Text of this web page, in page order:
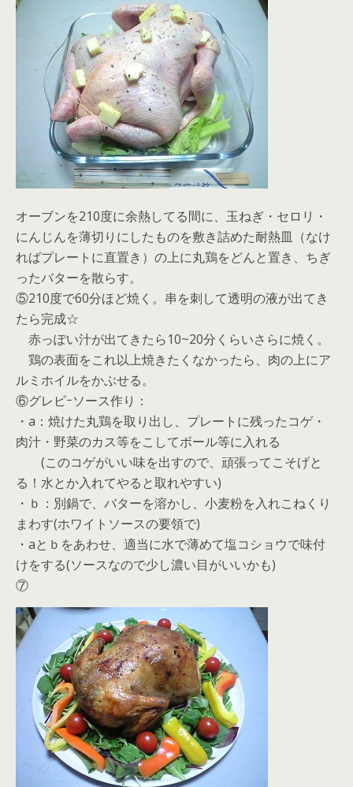
オーブンを210度に余熱してる間に、玉ねぎ・セロリ・
にんじんを薄切りにしたものを敷き詰めた耐熱皿（なけ
ればプレートに直置き）の上に丸鶏をどんと置き、ちぎ
ったバターを散らす。
⑤210度で60分ほど焼く。串を刺して透明の液が出てき
たら完成☆
赤っぽい汁が出てきたら10~20分くらいさらに焼く。
鶏の表面をこれ以上焼きたくなかったら、肉の上にア
ルミホイルをかぶせる。
⑥グレビｰソース作り：
・a：焼けた丸鶏を取り出し、プレートに残ったコゲ・
肉汁・野菜のカス等をこしてボール等に入れる
(このコゲがいい味を出すので、頑張ってこそげと
る！水とか入れてやると取れやすい)
・ｂ：別鍋で、バターを溶かし、小麦粉を入れこねくり
まわす(ホワイトソースの要領で)
・aとｂをあわせ、適当に水で薄めて塩コショウで味付
けをする(ソースなので少し濃い目がいいかも)
⑦